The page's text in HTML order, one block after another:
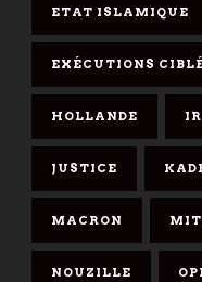
ETAT ISLAMIQUE
EXÉCUTIONS
HOLLANDE
JUSTICE
MACRON
NOUZILLE